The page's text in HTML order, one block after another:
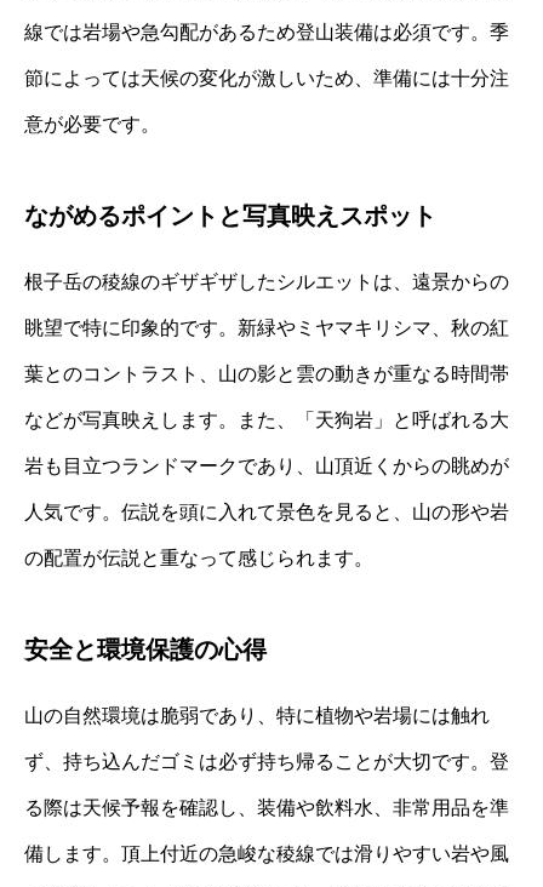
線では岩場や急勾配があるため登山装備は必須です。季
節によっては天候の変化が激しいため、準備には十分注
意が必要です。
ながめるポイントと写真映えスポット
根子岳の稜線のギザギザしたシルエットは、遠景からの
眺望で特に印象的です。新緑やミヤマキリシマ、秋の紅
葉とのコントラスト、山の影と雲の動きが重なる時間帯
などが写真映えします。また、「天狗岩」と呼ばれる大
岩も目立つランドマークであり、山頂近くからの眺めが
人気です。伝説を頭に入れて景色を見ると、山の形や岩
の配置が伝説と重なって感じられます。
安全と環境保護の心得
山の自然環境は脆弱であり、特に植物や岩場には触れ
ず、持ち込んだゴミは必ず持ち帰ることが大切です。登
る際は天候予報を確認し、装備や飲料水、非常用品を準
備します。頂上付近の急峻な稜線では滑りやすい岩や風